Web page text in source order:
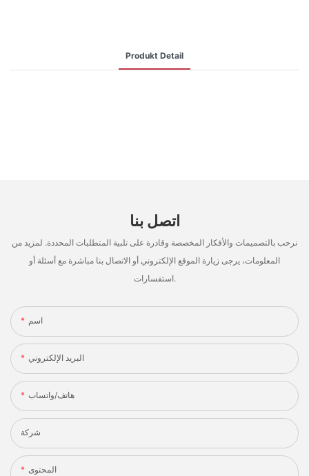
Produkt Detail
اتصل بنا
نرحب بالتصميمات والأفكار المخصصة وقادرة على تلبية المتطلبات المحددة. لمزيد من
المعلومات، يرجى زيارة الموقع الإلكتروني أو الاتصال بنا مباشرة مع أسئلة أو
استفسارات.
اسم
البريد الإلكتروني
هاتف/واتساب
شركة
المحتوى